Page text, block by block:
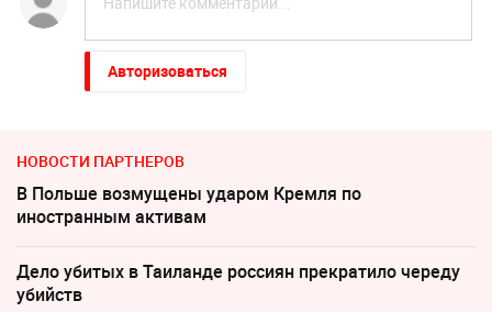
Авторизоваться
НОВОСТИ ПАРТНЕРОВ
В Польше возмущены ударом Кремля по
иностранным активам
Дело убитых в Таиланде россиян прекратило череду
убийств